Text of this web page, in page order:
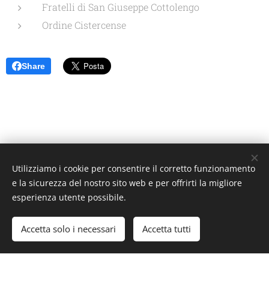
Fratelli di San Giuseppe Cottolengo
Ordine Cistercense
Share
Unione Superiori Generali - Via dei Penitenzieri 19 -00193 ROMA
Cookies
Lingue
Italiano
English Français Español
Utilizziamo i cookie per consentire il corretto funzionamento
e la sicurezza del nostro sito web e per offrirti la migliore
esperienza utente possibile.
Accetta solo i necessari Accetta tutti